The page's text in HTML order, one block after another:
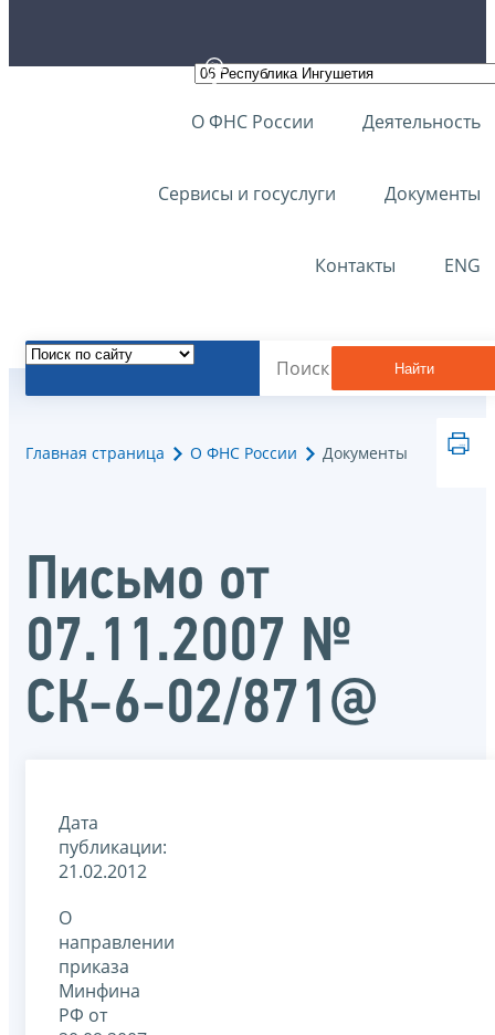
О ФНС России Деятельность
Сервисы и госуслуги Документы
Контакты ENG
Найти
Главная страница О ФНС России Документы
Письмо от
07.11.2007 №
СК-6-02/871@
Дата
публикации:
21.02.2012
О
направлении
приказа
Минфина
РФ от